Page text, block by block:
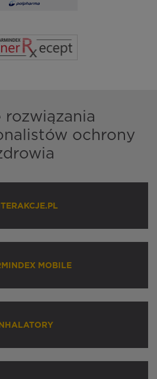
rozwiązania
ochrony
MOBILE
INHALATORY